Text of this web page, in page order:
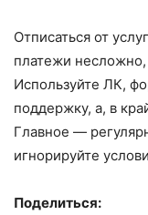
Отписаться от
платежи несложно,
Используйте ЛК,
поддержку, а, в
Главное —
игнорируйте
Поделиться: